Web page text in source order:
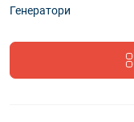
Генератори